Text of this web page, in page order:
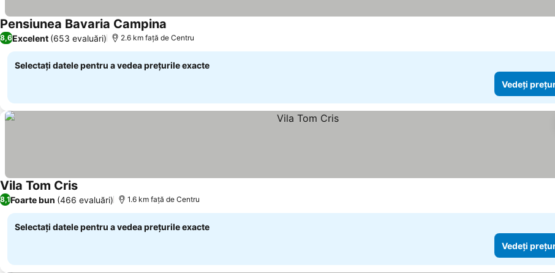
Pensiunea Bavaria Campina
8,6Excelent (653 evaluări) 2.6 km faţă de Centru
Selectați datele pentru a vedea prețurile exacte
Vedeți
Vila Tom Cris
8,1Foarte bun (466 evaluări) 1.6 km faţă de Centru
Selectați datele pentru a vedea prețurile exacte
Vedeți